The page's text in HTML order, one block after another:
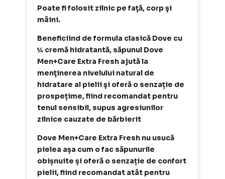
Poate fi folosit zilnic pe faţă, corp şi
mâini.
Beneficiind de formula clasică Dove cu
¼ cremă hidratantă, săpunul Dove
Men+Care Extra Fresh ajută la
menţinerea nivelului natural de
hidratare al pielii şi oferă o senzație de
prospețime, fiind recomandat pentru
tenul sensibil, supus agresiunilor
zilnice cauzate de bărbierit
Dove Men+Care Extra Fresh nu usucă
pielea așa cum o fac săpunurile
obișnuite și oferă o senzație de confort
pielii, fiind recomandat atât pentru